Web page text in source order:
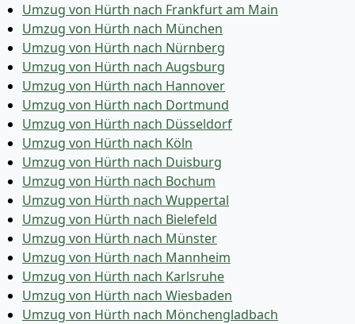
Umzug von Hürth nach Frankfurt am Main
Umzug von Hürth nach München
Umzug von Hürth nach Nürnberg
Umzug von Hürth nach Augsburg
Umzug von Hürth nach Hannover
Umzug von Hürth nach Dortmund
Umzug von Hürth nach Düsseldorf
Umzug von Hürth nach Köln
Umzug von Hürth nach Duisburg
Umzug von Hürth nach Bochum
Umzug von Hürth nach Wuppertal
Umzug von Hürth nach Bielefeld
Umzug von Hürth nach Münster
Umzug von Hürth nach Mannheim
Umzug von Hürth nach Karlsruhe
Umzug von Hürth nach Wiesbaden
Umzug von Hürth nach Mönchen­gladbach